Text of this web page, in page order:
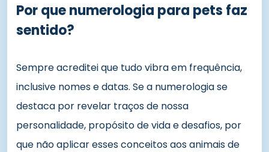
Por que numerologia para pets faz
sentido?
Sempre acreditei que tudo vibra em frequência,
inclusive nomes e datas. Se a numerologia se
destaca por revelar traços de nossa
personalidade, propósito de vida e desafios, por
que não aplicar esses conceitos aos animais de